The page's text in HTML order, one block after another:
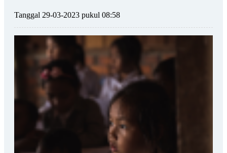
Tanggal 29-03-2023 pukul 08:58